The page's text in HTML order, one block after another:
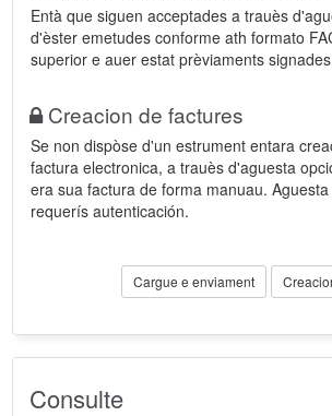
Entà que siguen acceptades a trauès
d'èster emetudes conforme ath formato
superior e auer estat prèviaments
Creacion de factures
Se non dispòse d'un estrument entara
factura electronica, a trauès d'aguesta
era sua factura de forma manuau.
requerís autenticación.
Cargue e enviament
Consulte